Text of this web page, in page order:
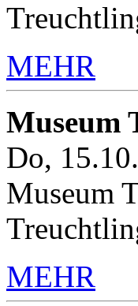
MEHR
Museum
Do,
Museum
MEHR